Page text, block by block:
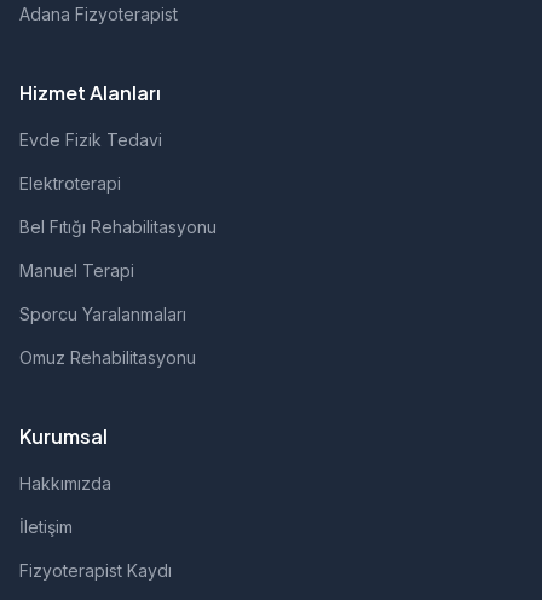
Adana Fizyoterapist
Hizmet Alanları
Evde Fizik Tedavi
Elektroterapi
Bel Fıtığı Rehabilitasyonu
Manuel Terapi
Sporcu Yaralanmaları
Omuz Rehabilitasyonu
Kurumsal
Hakkımızda
İletişim
Fizyoterapist Kaydı